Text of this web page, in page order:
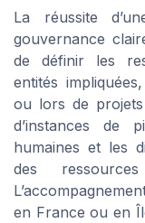
La réussite
gouvernance
de définir les
entités
ou lors de
d’instances de
humaines et les
des
en France ou en